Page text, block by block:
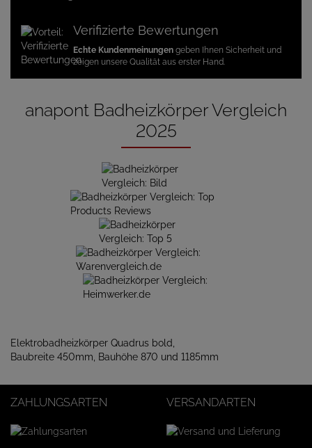
Verifizierte Bewertungen
Echte Kundenmeinungen geben Ihnen Sicherheit und
zeigen unsere Qualität aus erster Hand.
anapont Badheizkörper Vergleich
2025
Elektrobadheizkörper Quadrus bold,
Baubreite 450mm, Bauhöhe 870 und 1185mm
ZAHLUNGSARTEN VERSANDARTEN